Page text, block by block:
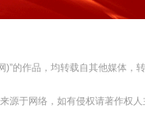
的作品，均转载自其他媒体，
于网络，如有侵权请著作权